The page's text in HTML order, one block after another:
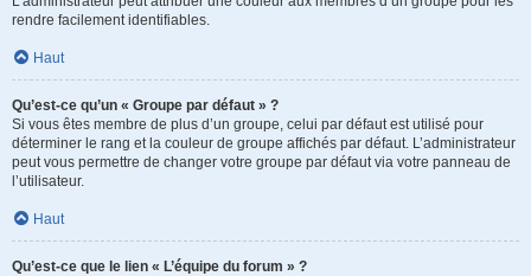
rendre facilement identifiables.
Haut
Qu’est-ce qu’un « Groupe par défaut » ?
Si vous êtes membre de plus d’un groupe, celui par défaut est utilisé pour
déterminer le rang et la couleur de groupe affichés par défaut. L’administrateur
peut vous permettre de changer votre groupe par défaut via votre panneau de
l’utilisateur.
Haut
Qu’est-ce que le lien « L’équipe du forum » ?